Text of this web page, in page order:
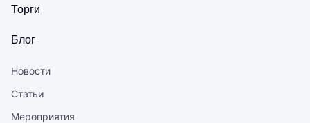
Торги
Блог
Новости
Статьи
Мероприятия